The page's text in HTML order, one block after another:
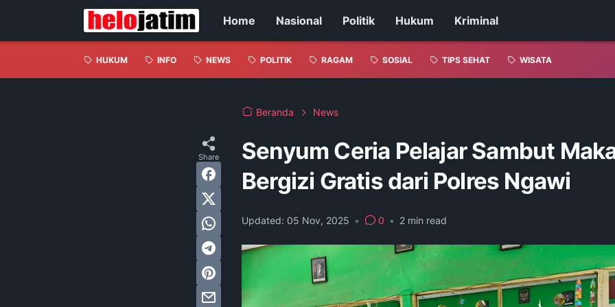
Home Nasional Politik Hukum Kriminal
HUKUM INFO NEWS POLITIK RAGAM SOSIAL TIPS SEHAT WISATA
Beranda News
Senyum Ceria Pelajar Sambut
Bergizi Gratis dari Polres Ngawi
Updated: 05 Nov, 2025 • 0 • 2 min read